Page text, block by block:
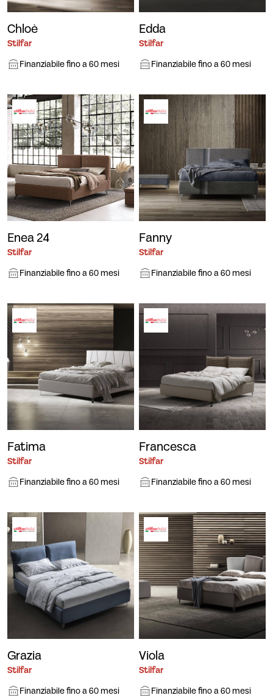
Chloè
Stilfar
Finanziabile fino a 60 mesi
Edda
Stilfar
Finanziabile fino a 60 mesi
Enea 24
Stilfar
Finanziabile fino a 60 mesi
Fanny
Stilfar
Finanziabile fino a 60 mesi
Fatima
Stilfar
Finanziabile fino a 60 mesi
Francesca
Stilfar
Finanziabile fino a 60 mesi
Grazia
Stilfar
Finanziabile fino a 60 mesi
Viola
Stilfar
Finanziabile fino a 60 mesi